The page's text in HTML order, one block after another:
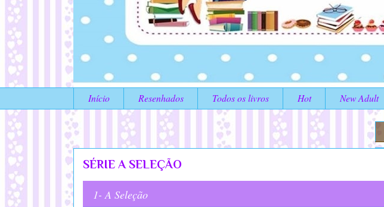
Início Resenhados Todos os livros Hot New Adult
SÉRIE A SELEÇÃO
1- A Seleção